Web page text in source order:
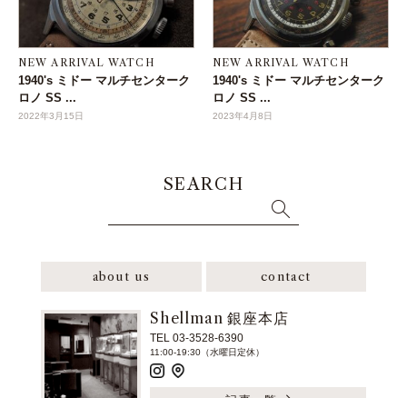
NEW ARRIVAL WATCH
1940's ミドー マルチセンターク
ロノ SS ...
2022年3月15日
NEW ARRIVAL WATCH
1940's ミドー マルチセンターク
ロノ SS ...
2023年4月8日
SEARCH
about us contact
Shellman 銀座本店
TEL 03-3528-6390
11:00-19:30（水曜日定休）